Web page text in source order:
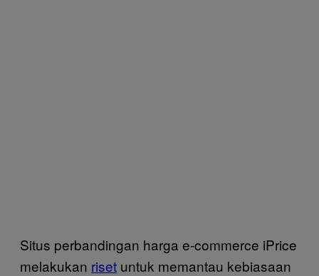
Situs perbandingan harga e-commerce iPrice
melakukan riset untuk memantau kebiasaan